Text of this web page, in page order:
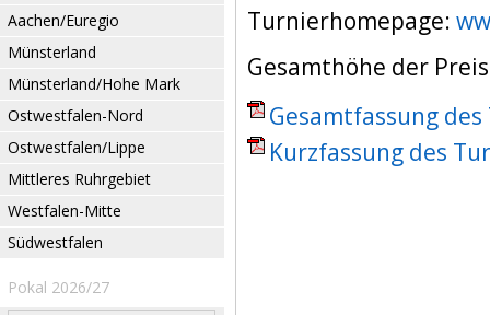
Aachen/Euregio
Münsterland
Münsterland/Hohe Mark
Ostwestfalen-Nord
Ostwestfalen/Lippe
Mittleres Ruhrgebiet
Westfalen-Mitte
Südwestfalen
Pokal 2026/27
Turnierhomepage:
Gesamthöhe der
Gesamtfassung
Kurzfassung des